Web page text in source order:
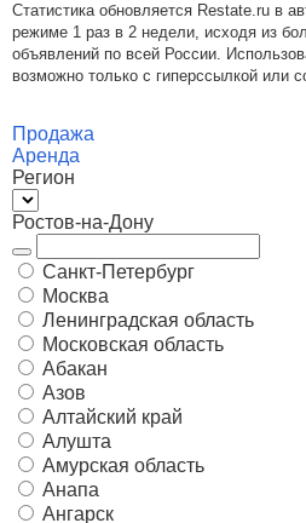
Статистика обновляется Restate.ru в
режиме 1 раз в 2 недели, исходя из
объявлений по всей России.
возможно только с гиперссылкой или
Продажа
Аренда
Регион
Ростов-на-Дону
Санкт-Петербург
Москва
Ленинградская область
Московская область
Абакан
Азов
Алтайский край
Алушта
Амурская область
Анапа
Ангарск